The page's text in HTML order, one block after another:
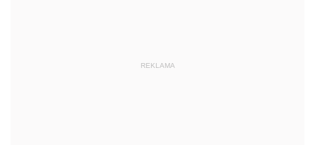
REKLAMA